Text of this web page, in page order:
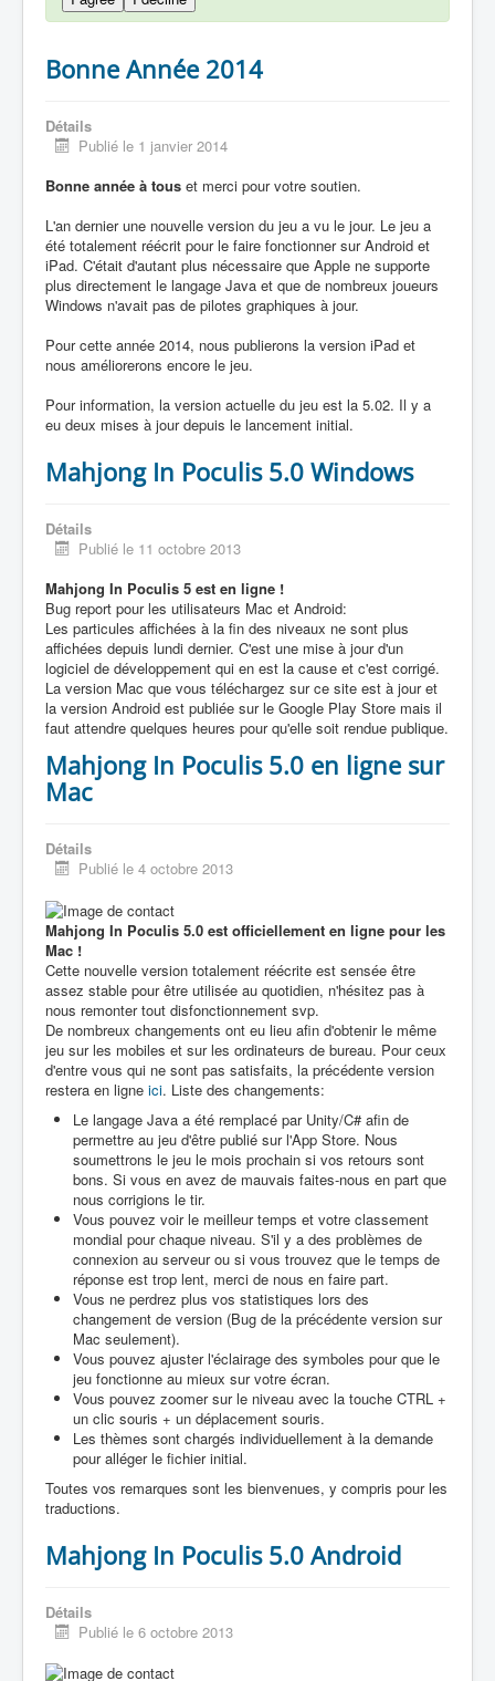
Bonne Année 2014
Détails
Publié le 1 janvier 2014
Bonne année à tous et merci pour votre soutien.
L'an dernier une nouvelle version du jeu a vu le jour. Le jeu a
été totalement réécrit pour le faire fonctionner sur Android et
iPad. C'était d'autant plus nécessaire que Apple ne supporte
plus directement le langage Java et que de nombreux joueurs
Windows n'avait pas de pilotes graphiques à jour.
Pour cette année 2014, nous publierons la version iPad et
nous améliorerons encore le jeu.
Pour information, la version actuelle du jeu est la 5.02. Il y a
eu deux mises à jour depuis le lancement initial.
Mahjong In Poculis 5.0 Windows
Détails
Publié le 11 octobre 2013
Mahjong In Poculis 5 est en ligne !
Bug report pour les utilisateurs Mac et Android:
Les particules affichées à la fin des niveaux ne sont plus
affichées depuis lundi dernier. C'est une mise à jour d'un
logiciel de développement qui en est la cause et c'est corrigé.
La version Mac que vous téléchargez sur ce site est à jour et
la version Android est publiée sur le Google Play Store mais il
faut attendre quelques heures pour qu'elle soit rendue publique.
Mahjong In Poculis 5.0 en ligne sur
Mac
Détails
Publié le 4 octobre 2013
Mahjong In Poculis 5.0 est officiellement en ligne pour les
Mac !
Cette nouvelle version totalement réécrite est sensée être
assez stable pour être utilisée au quotidien, n'hésitez pas à
nous remonter tout disfonctionnement svp.
De nombreux changements ont eu lieu afin d'obtenir le même
jeu sur les mobiles et sur les ordinateurs de bureau. Pour ceux
d'entre vous qui ne sont pas satisfaits, la précédente version
restera en ligne ici. Liste des changements:
Le langage Java a été remplacé par Unity/C# afin de
permettre au jeu d'être publié sur l'App Store. Nous
soumettrons le jeu le mois prochain si vos retours sont
bons. Si vous en avez de mauvais faites-nous en part que
nous corrigions le tir.
Vous pouvez voir le meilleur temps et votre classement
mondial pour chaque niveau. S'il y a des problèmes de
connexion au serveur ou si vous trouvez que le temps de
réponse est trop lent, merci de nous en faire part.
Vous ne perdrez plus vos statistiques lors des
changement de version (Bug de la précédente version sur
Mac seulement).
Vous pouvez ajuster l'éclairage des symboles pour que le
jeu fonctionne au mieux sur votre écran.
Vous pouvez zoomer sur le niveau avec la touche CTRL +
un clic souris + un déplacement souris.
Les thèmes sont chargés individuellement à la demande
pour alléger le fichier initial.
Toutes vos remarques sont les bienvenues, y compris pour les
traductions.
Mahjong In Poculis 5.0 Android
Détails
Publié le 6 octobre 2013